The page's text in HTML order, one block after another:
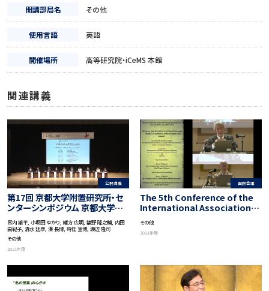
開講部局名 その他
使用言語 英語
開催場所 高等研究院・iCeMS 本館
関連講義
公開講義
第17回 京都大学附置研究所・セ
ンターシンポジウム 京都大学松
山講演会 京都からの挑戦 －地球
社会の調和ある共存に向けて－
「パラダイムシフト －新しい世界
を創る京大」
宮内 雄平, 小坂田 ゆかり, 緒方 広明, 舘野 隆之輔, 内田
由紀子, 清水 延彦, 湊 長博, 時任 宣博, 渡辺 隆司
その他
2021年度
国際会議
The 5th Conference of the
International Association
for Japanese Philosophy
“95 Years after the Birth of
Nishida Philosophy-‘Basho’
その他
2021年度